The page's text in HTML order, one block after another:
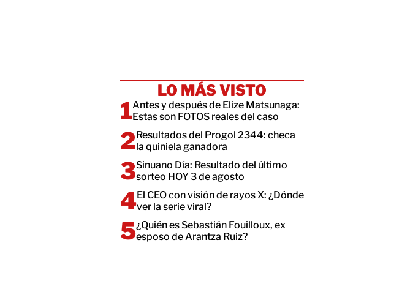
LO MÁS VISTO
Antes y después de Elize Matsunaga:
Estas son FOTOS reales del caso
Resultados del Progol 2344: checa
la quiniela ganadora
Sinuano Día: Resultado del último
sorteo HOY 3 de agosto
El CEO con visión de rayos X: ¿Dónde
ver la serie viral?
¿Quién es Sebastián Fouilloux, ex
esposo de Arantza Ruiz?